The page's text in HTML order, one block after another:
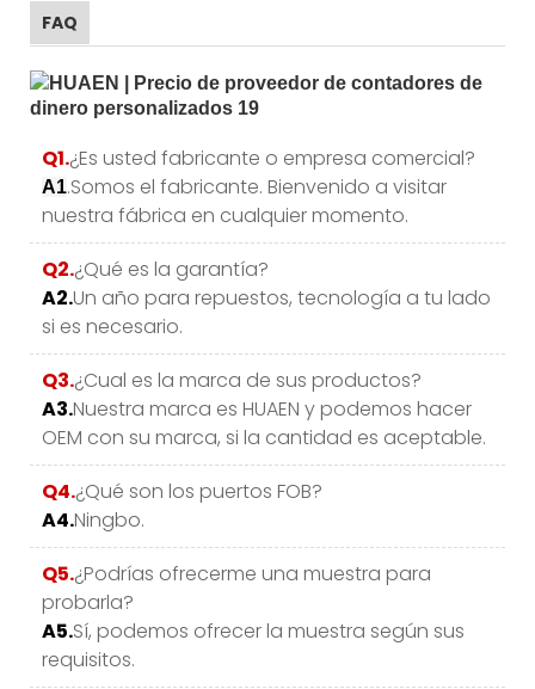
FAQ
Q1.¿Es usted fabricante o empresa comercial?
A1.Somos el fabricante. Bienvenido a visitar
nuestra fábrica en cualquier momento.
Q2.¿Qué es la garantía?
A2.Un año para repuestos, tecnología a tu lado
si es necesario.
Q3.¿Cual es la marca de sus productos?
A3.Nuestra marca es HUAEN y podemos hacer
OEM con su marca, si la cantidad es aceptable.
Q4.¿Qué son los puertos FOB?
A4.Ningbo.
Q5.¿Podrías ofrecerme una muestra para
probarla?
A5.Sí, podemos ofrecer la muestra según sus
requisitos.